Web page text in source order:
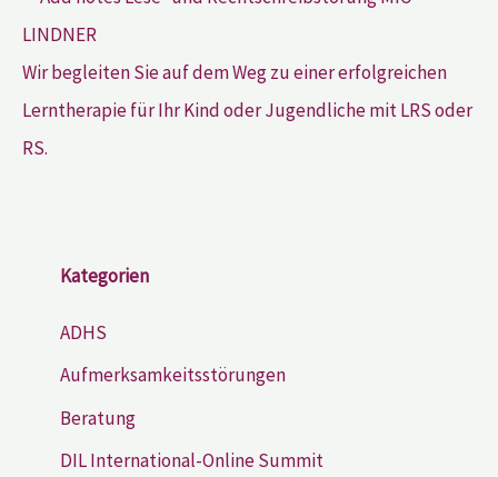
Wir begleiten Sie auf dem Weg zu einer erfolgreichen
Lerntherapie für Ihr Kind oder Jugendliche mit LRS oder
RS.
Kategorien
ADHS
Aufmerksamkeitsstörungen
Beratung
DIL International-Online Summit